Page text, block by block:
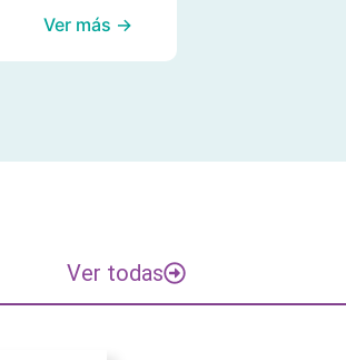
Ver más →
Ver todas